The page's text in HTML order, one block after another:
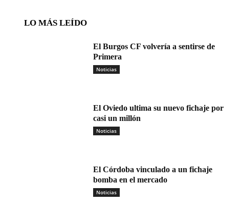
LO MÁS LEÍDO
El Burgos CF volvería a sentirse de
Primera
Noticias
El Oviedo ultima su nuevo fichaje por
casi un millón
Noticias
El Córdoba vinculado a un fichaje
bomba en el mercado
Noticias